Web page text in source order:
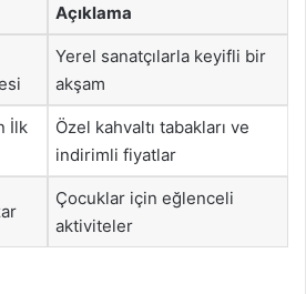
Açıklama
Yerel sanatçılarla keyifli bir
akşam
İlk
Özel kahvaltı tabakları ve
indirimli fiyatlar
Çocuklar için eğlenceli
aktiviteler